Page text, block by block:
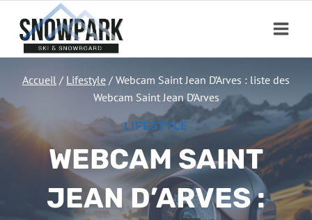
contenu
Accueil / Lifestyle / Webcam Saint Jean D’Arves : liste des
Webcam Saint Jean D’Arves
LIFESTYLE
WEBCAM SAINT
JEAN D’ARVES :